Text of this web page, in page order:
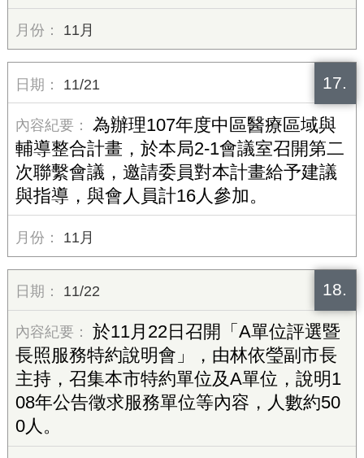
11月
17.
11/21
為辦理107年度中區醫療區域與
輔導整合計畫，於本局2-1會議室召開第二
次聯繫會議，邀請委員對本計畫給予建議
與指導，與會人員計16人參加。
11月
18.
11/22
於11月22日召開「A單位評選暨
長照服務特約說明會」，由林依瑩副市長
主持，召集本市特約單位及A單位，說明1
08年公告徵求服務單位等內容，人數約50
0人。